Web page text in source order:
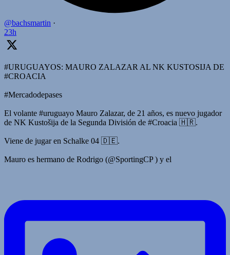
@bachsmartin ·
23h
#URUGUAYOS: MAURO ZALAZAR AL NK KUSTOSIJA DE
#CROACIA
#Mercadodepases
El volante #uruguayo Mauro Zalazar, de 21 años, es nuevo jugador
de NK Kustošija de la Segunda División de #Croacia 🇭🇷.
Viene de jugar en Schalke 04 🇩🇪.
Mauro es hermano de Rodrigo (@SportingCP ) y el